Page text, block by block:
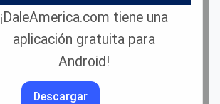
¡DaleAmerica.com tiene una
aplicación gratuita para
Android!
Descargar